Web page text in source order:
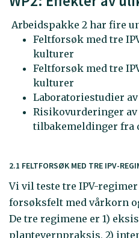
Arbeidspakke 2 har fire
Feltforsøk med tre
kulturer
Feltforsøk med tre
kulturer
Laboratoriestudier
Risikovurderinger av
tilbakemeldinger fra
2.1 FELTFORSØK MED TRE IPV-
Vi vil teste tre IPV-
forsøksfelt med vårkorn
De tre regimene er 1)
plantevernpraksis, 2)